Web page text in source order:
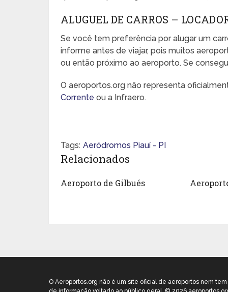
ALUGUEL DE CARROS –
Se você tem preferência por alugar um
informe antes de viajar, pois muitos
ou então próximo ao aeroporto. Se
O aeroportos.org não representa
Corrente ou a Infraero.
Tags: Aeródromos Piauí - PI
Relacionados
Aeroporto de Gilbués
O Aeroportos.org não é um site oficial de aeroportos nem